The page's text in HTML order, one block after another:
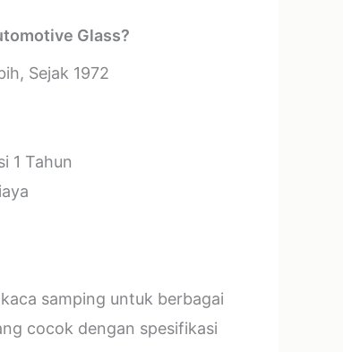
Glass?
Sejak 1972
1 Tahun
samping untuk berbagai
cocok dengan spesifikasi